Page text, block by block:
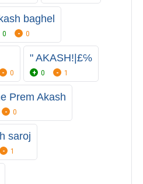
baghel
0 0
0
" AKASH!|£℅
0 1
Prem Akash
0
saroj
1